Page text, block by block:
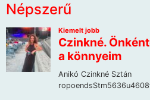
Népszerű